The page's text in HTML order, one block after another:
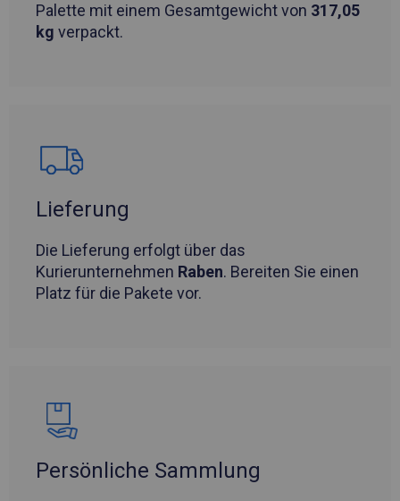
Palette mit einem Gesamtgewicht von 317,05
kg verpackt.
Lieferung
Die Lieferung erfolgt über das
Kurierunternehmen Raben. Bereiten Sie einen
Platz für die Pakete vor.
Persönliche Sammlung